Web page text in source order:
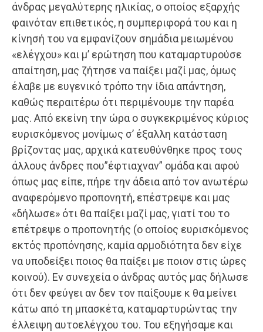
άνδρας μεγαλύτερης ηλικίας, ο οποίος εξαρχής
φαινόταν επιθετικός, η συμπεριφορά του και η
κίνησή του να εμφανίζουν σημάδια μειωμένου
«ελέγχου» και μ’ ερώτηση που καταμαρτυρούσε
απαίτηση, μας ζήτησε να παίξει μαζί μας, όμως
έλαβε με ευγενικό τρόπο την ίδια απάντηση,
καθώς περαιτέρω ότι περιμένουμε την παρέα
μας. Από εκείνη την ώρα ο συγκεκριμένος κύριος
ευρισκόμενος μονίμως σ’ έξαλλη κατάσταση
βρίζοντας μας, αρχικά κατευθύνθηκε προς τους
άλλους άνδρες που”έφτιαχναν” ομάδα και αφού
όπως μας είπε, πήρε την άδεια από τον ανωτέρω
αναφερόμενο προπονητή, επέστρεψε και μας
«δήλωσε» ότι θα παίξει μαζί μας, γιατί του το
επέτρεψε ο προπονητής (ο οποίος ευρισκόμενος
εκτός προπόνησης, καμία αρμοδιότητα δεν είχε
να υποδείξει ποιος θα παίξει με ποιον στις ώρες
κοινού). Εν συνεχεία ο άνδρας αυτός μας δήλωσε
ότι δεν φεύγει αν δεν τον παίξουμε κ θα μείνει
κάτω από τη μπασκέτα, καταμαρτυρώντας την
έλλειψη αυτοελέγχου του. Του εξηγήσαμε και